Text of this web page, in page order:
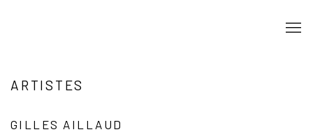
ARTISTES
GILLES AILLAUD